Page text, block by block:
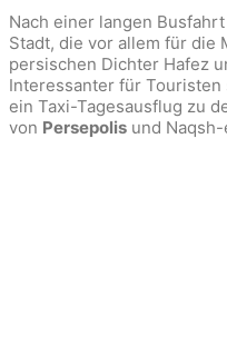
Nach einer langen
Stadt, die vor allem für die
persischen Dichter Hafez
Interessanter für Touristen
ein Taxi-Tagesausflug zu
von Persepolis und Naqsh-